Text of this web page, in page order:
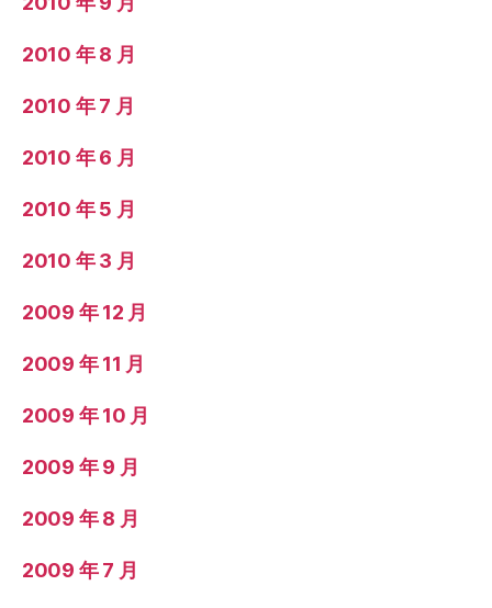
2010 年 8 月
2010 年 7 月
2010 年 6 月
2010 年 5 月
2010 年 3 月
2009 年 12 月
2009 年 11 月
2009 年 10 月
2009 年 9 月
2009 年 8 月
2009 年 7 月